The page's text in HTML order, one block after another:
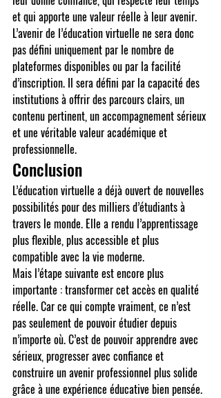
et qui apporte une valeur réelle à leur avenir.
L’avenir de l’éducation virtuelle ne sera donc
pas défini uniquement par le nombre de
plateformes disponibles ou par la facilité
d’inscription. Il sera défini par la capacité des
institutions à offrir des parcours clairs, un
contenu pertinent, un accompagnement sérieux
et une véritable valeur académique et
professionnelle.
Conclusion
L’éducation virtuelle a déjà ouvert de nouvelles
possibilités pour des milliers d’étudiants à
travers le monde. Elle a rendu l’apprentissage
plus flexible, plus accessible et plus
compatible avec la vie moderne.
Mais l’étape suivante est encore plus
importante : transformer cet accès en qualité
réelle. Car ce qui compte vraiment, ce n’est
pas seulement de pouvoir étudier depuis
n’importe où. C’est de pouvoir apprendre avec
sérieux, progresser avec confiance et
construire un avenir professionnel plus solide
grâce à une expérience éducative bien pensée.